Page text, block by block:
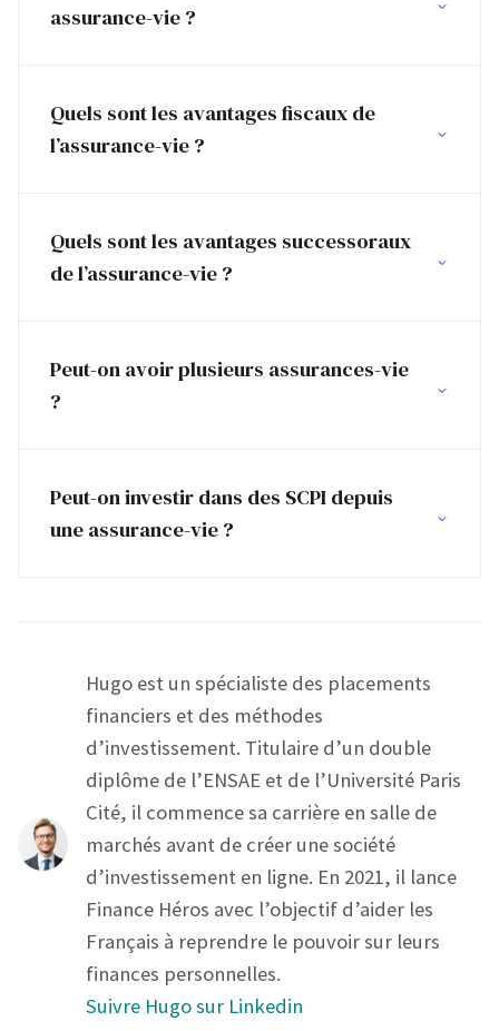
assurance-vie ?
Quels sont les avantages fiscaux de
l’assurance-vie ?
Quels sont les avantages successoraux
de l’assurance-vie ?
Peut-on avoir plusieurs assurances-vie
?
Peut-on investir dans des SCPI depuis
une assurance-vie ?
Hugo est un spécialiste des placements
financiers et des méthodes
d’investissement. Titulaire d’un double
diplôme de l’ENSAE et de l’Université Paris
Cité, il commence sa carrière en salle de
marchés avant de créer une société
d’investissement en ligne. En 2021, il lance
Finance Héros avec l’objectif d’aider les
Français à reprendre le pouvoir sur leurs
finances personnelles.
Suivre Hugo sur Linkedin